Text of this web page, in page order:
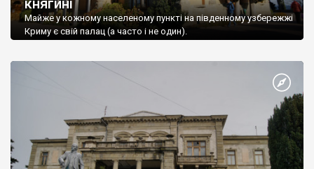
княгині
Майже у кожному населеному пункті на південному узбережжі
Криму є свій палац (а часто і не один).